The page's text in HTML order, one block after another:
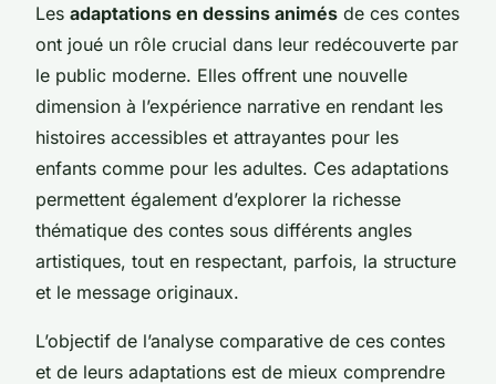
Les adaptations en dessins animés de ces contes
ont joué un rôle crucial dans leur redécouverte par
le public moderne. Elles offrent une nouvelle
dimension à l’expérience narrative en rendant les
histoires accessibles et attrayantes pour les
enfants comme pour les adultes. Ces adaptations
permettent également d’explorer la richesse
thématique des contes sous différents angles
artistiques, tout en respectant, parfois, la structure
et le message originaux.
L’objectif de l’analyse comparative de ces contes
et de leurs adaptations est de mieux comprendre